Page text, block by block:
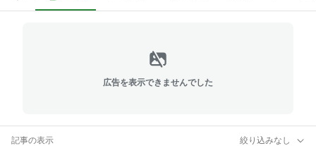
広告を表示できませんでした
記事の表示 絞り込みなし